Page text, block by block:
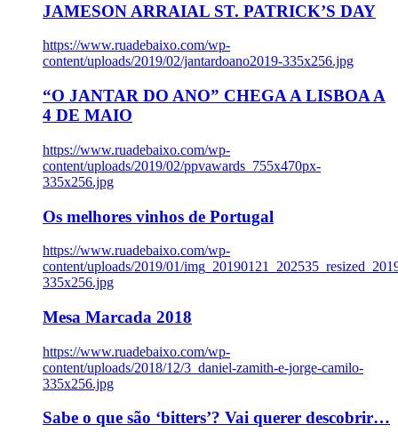
JAMESON ARRAIAL ST. PATRICK’S DAY
https://www.ruadebaixo.com/wp-
content/uploads/2019/02/jantardoano2019-335x256.jpg
“O JANTAR DO ANO” CHEGA A LISBOA A
4 DE MAIO
https://www.ruadebaixo.com/wp-
content/uploads/2019/02/ppvawards_755x470px-
335x256.jpg
Os melhores vinhos de Portugal
https://www.ruadebaixo.com/wp-
content/uploads/2019/01/
335x256.jpg
Mesa Marcada 2018
https://www.ruadebaixo.com/wp-
content/uploads/2018/12/3_daniel-zamith-e-jorge-camilo-
335x256.jpg
Sabe o que são ‘bitters’? Vai querer descobrir…